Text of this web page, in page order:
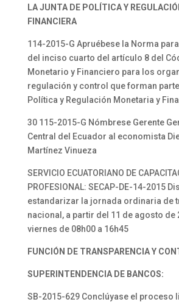
LA JUNTA DE POLÍTICA Y
FINANCIERA
114-2015-G Apruébese la Norma
del inciso cuarto del artículo 8 del
Monetario y Financiero para los
regulación y control que forman
Política y Regulación Monetaria y
30 115-2015-G Nómbrese Gerente
Central del Ecuador al economista
Martínez Vinueza
SERVICIO ECUATORIANO DE
PROFESIONAL: SECAP-DE-14-2015
estandarizar la jornada ordinaria de
nacional, a partir del 11 de agosto de
viernes de 08h00 a 16h45
FUNCIÓN DE TRANSPARENCIA Y
SUPERINTENDENCIA DE BANCOS:
SB-2015-629 Conclúyase el proceso